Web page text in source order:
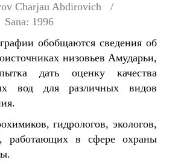
Charjau Abdirovich
Sana: 1996
обобщаются сведения об
низовьев Амударьи,
дать оценку качества
вод для различных видов
гидрологов, экологов,
работающих в сфере охраны